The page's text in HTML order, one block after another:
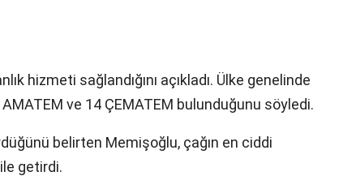
hizmeti sağlandığını açıkladı. Ülke genelinde
ve 14 ÇEMATEM bulunduğunu söyledi.
belirten Memişoğlu, çağın en ciddi
getirdi.